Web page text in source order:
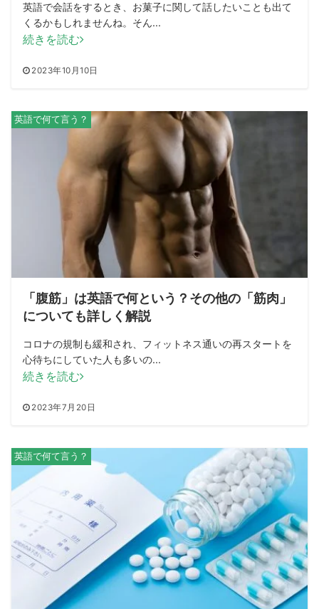
英語で会話をするとき、お菓子に関して話したいことも出て
くるかもしれませんね。そん...
2023年10月10日
続きを読む
英語で何て言う？
「腹筋」は英語で何という？その他の「筋肉」
についても詳しく解説
コロナの規制も緩和され、フィットネス通いの再スタートを
心待ちにしていた人も多いの...
2023年7月20日
続きを読む
英語で何て言う？